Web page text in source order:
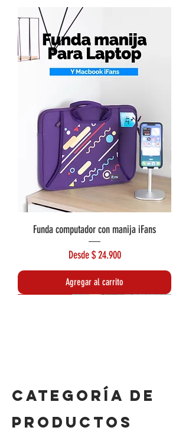
Funda computador con manija iFans
Desde$ 24.900
Precio de oferta
Agregar al carrito
CATEGORÍA DE
PRODUCTOS